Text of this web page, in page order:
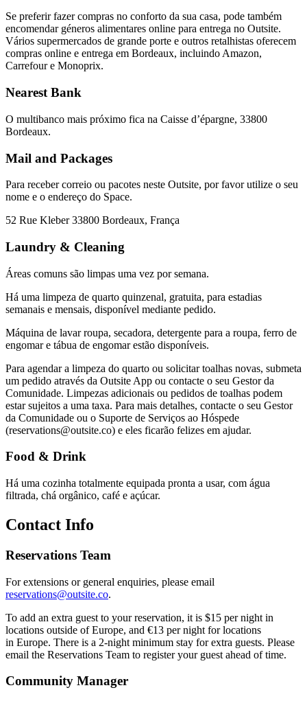
Se preferir fazer compras no conforto da sua casa, pode também
encomendar géneros alimentares online para entrega no Outsite.
Vários supermercados de grande porte e outros retalhistas oferecem
compras online e entrega em Bordeaux, incluindo Amazon,
Carrefour e Monoprix.
Nearest Bank
O multibanco mais próximo fica na Caisse d’épargne, 33800
Bordeaux.
Mail and Packages
Para receber correio ou pacotes neste Outsite, por favor utilize o seu
nome e o endereço do Space.
52 Rue Kleber 33800 Bordeaux, França
Laundry & Cleaning
Áreas comuns são limpas uma vez por semana.
Há uma limpeza de quarto quinzenal, gratuita, para estadias
semanais e mensais, disponível mediante pedido.
Máquina de lavar roupa, secadora, detergente para a roupa, ferro de
engomar e tábua de engomar estão disponíveis.
Para agendar a limpeza do quarto ou solicitar toalhas novas, submeta
um pedido através da Outsite App ou contacte o seu Gestor da
Comunidade. Limpezas adicionais ou pedidos de toalhas podem
estar sujeitos a uma taxa. Para mais detalhes, contacte o seu Gestor
da Comunidade ou o Suporte de Serviços ao Hóspede
(reservations@outsite.co) e eles ficarão felizes em ajudar.
Food & Drink
Há uma cozinha totalmente equipada pronta a usar, com água
filtrada, chá orgânico, café e açúcar.
Contact Info
Reservations Team
For extensions or general enquiries, please email
reservations@outsite.co.
To add an extra guest to your reservation, it is $15 per night in
locations outside of Europe, and €13 per night for locations
in Europe. There is a 2-night minimum stay for extra guests. Please
email the Reservations Team to register your guest ahead of time.
Community Manager